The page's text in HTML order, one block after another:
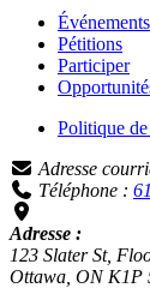
Événements
Pétitions
Participer
Politique
Adresse
Téléphone :
Adresse :
123 Slater St,
Ottawa, ON K1P